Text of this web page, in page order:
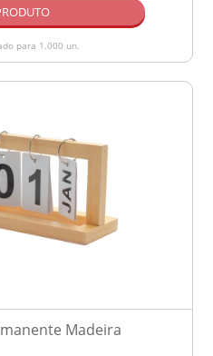
para 1.000 un.
Madeira